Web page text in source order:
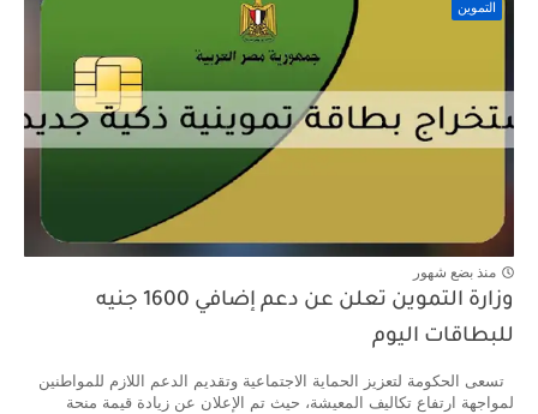
التموين
منذ بضع شهور
وزارة التموين تعلن عن دعم إضافي 1600 جنيه
للبطاقات اليوم
تسعى الحكومة لتعزيز الحماية الاجتماعية وتقديم الدعم اللازم للمواطنين
لمواجهة ارتفاع تكاليف المعيشة، حيث تم الإعلان عن زيادة قيمة منحة